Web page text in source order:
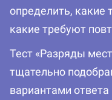
определить, какие
какие требуют
Тест «Разряды
тщательно
вариантами